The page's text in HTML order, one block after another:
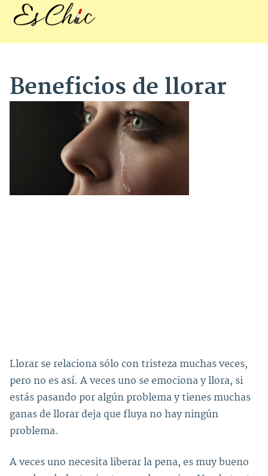
Beneficios de llorar
Llorar se relaciona sólo con tristeza muchas veces,
pero no es así. A veces uno se emociona y llora, si
estás pasando por algún problema y tienes muchas
ganas de llorar deja que fluya no hay ningún
problema.
A veces uno necesita liberar la pena, es muy bueno